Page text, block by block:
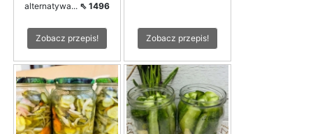
alternatywa... ⇖ 1496
Zobacz przepis! Zobacz przepis!